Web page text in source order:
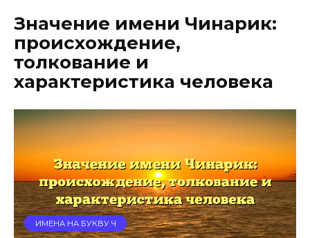
Значение имени Чинарик:
происхождение,
толкование и
характеристика человека
ИМЕНА НА БУКВУ Ч